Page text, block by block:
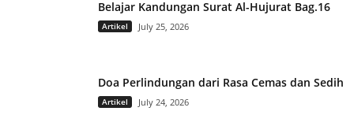
Belajar Kandungan Surat Al-Hujurat Bag.16
Artikel July 25, 2026
Doa Perlindungan dari Rasa Cemas dan Sedih
Artikel July 24, 2026